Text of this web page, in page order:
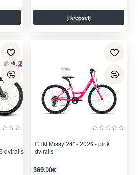
Į krepšelį
dviratis
CTM Missy 24" - 2026 - pink
dviratis
369.00€